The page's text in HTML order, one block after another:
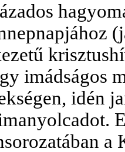
imádságos
idén